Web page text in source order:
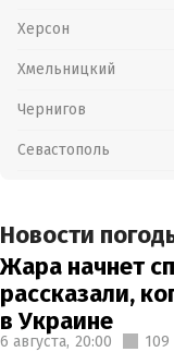
Херсон
Хмельницкий
Чернигов
Севастополь
Новости
Жара начнет
рассказали,
в Украине
6 августа, 20:00 109